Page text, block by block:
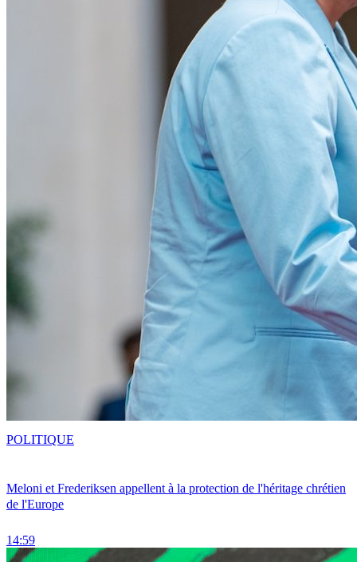
Meloni et Frederiksen appellent à la protection de l'héritage chrétien
de l'Europe
14:59
POLITIQUE